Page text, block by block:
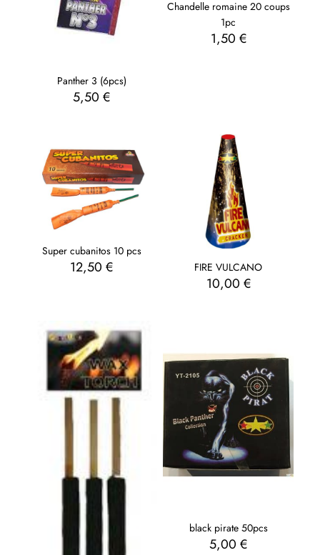
Panther 3 (6pcs)
5,50€
Chandelle romaine 20 coups
1pc
1,50 €
Super cubanitos 10 pcs
12,50€ FIRE VULCANO
10,00 €
black pirate 50pcs
5,00 €